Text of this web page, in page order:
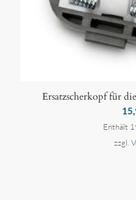
Ersatzscherkopf für
Enthält
zzgl.